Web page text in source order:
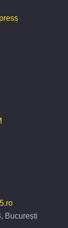
București